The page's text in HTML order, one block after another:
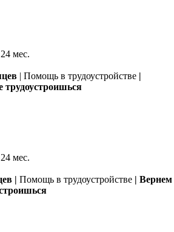
мес.
| Помощь в трудоустройстве |
трудоустроишься
мес.
| Помощь в трудоустройстве | Вернем